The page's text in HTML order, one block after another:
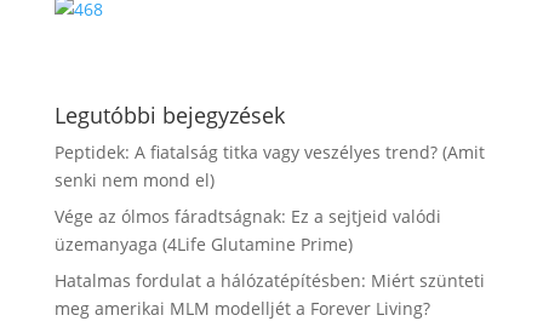
Legutóbbi bejegyzések
Peptidek: A fiatalság titka vagy veszélyes trend? (Amit
senki nem mond el)
Vége az ólmos fáradtságnak: Ez a sejtjeid valódi
üzemanyaga (4Life Glutamine Prime)
Hatalmas fordulat a hálózatépítésben: Miért szünteti
meg amerikai MLM modelljét a Forever Living?